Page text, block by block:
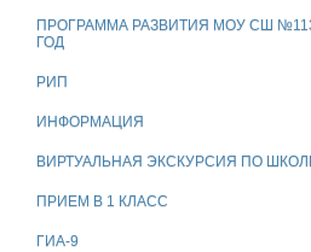
ПРОГРАММА РАЗВИТИЯ МОУ СШ
ГОД
РИП
ИНФОРМАЦИЯ
ВИРТУАЛЬНАЯ ЭКСКУРСИЯ ПО
ПРИЕМ В 1 КЛАСС
ГИА-9